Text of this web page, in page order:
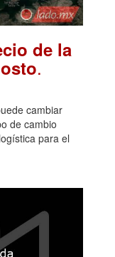
de la
.
cambiar
de cambio
para el